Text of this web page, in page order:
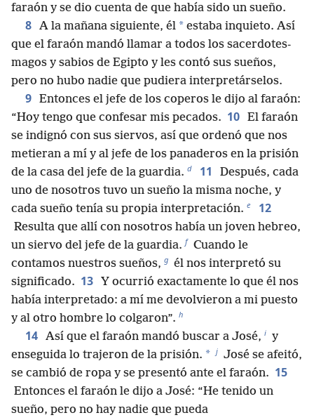
faraón y se dio cuenta de que había sido un sueño.
8 A la mañana siguiente, él * estaba inquieto. Así
que el faraón mandó llamar a todos los sacerdotes-
magos y sabios de Egipto y les contó sus sueños,
pero no hubo nadie que pudiera interpretárselos.
9 Entonces el jefe de los coperos le dijo al faraón:
“Hoy tengo que confesar mis pecados. 10 El faraón
se indignó con sus siervos, así que ordenó que nos
metieran a mí y al jefe de los panaderos en la prisión
de la casa del jefe de la guardia. d 11
Después, cada
uno de nosotros tuvo un sueño la misma noche, y
cada sueño tenía su propia interpretación. e 12
Resulta que allí con nosotros había un joven hebreo,
un siervo del jefe de la guardia. f Cuando le
contamos nuestros sueños, g él nos interpretó su
significado. 13 Y ocurrió exactamente lo que él nos
había interpretado: a mí me devolvieron a mi puesto
y al otro hombre lo colgaron”. h
14 Así que el faraón mandó buscar a José, i y
enseguida lo trajeron de la prisión. * j José se afeitó,
se cambió de ropa y se presentó ante el faraón. 15
Entonces el faraón le dijo a José: “He tenido un
sueño, pero no hay nadie que pueda